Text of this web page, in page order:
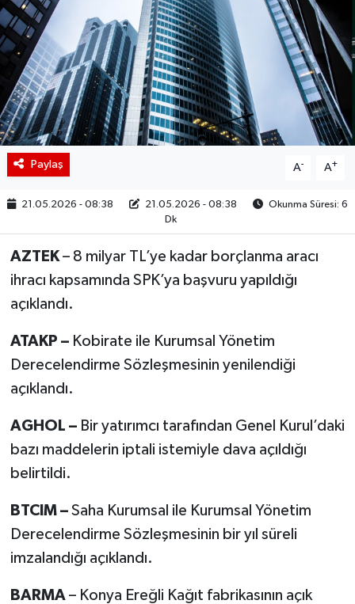
Paylaş A- A+
21.05.2026 - 08:38 21.05.2026 - 08:38
Okunma Süresi: 6
Dk
AZTEK – 8 milyar TL’ye kadar borçlanma aracı
ihracı kapsamında SPK’ya başvuru yapıldığı
açıklandı.
ATAKP – Kobirate ile Kurumsal Yönetim
Derecelendirme Sözleşmesinin yenilendiği
açıklandı.
AGHOL – Bir yatırımcı tarafından Genel Kurul’daki
bazı maddelerin iptali istemiyle dava açıldığı
belirtildi.
BTCIM – Saha Kurumsal ile Kurumsal Yönetim
Derecelendirme Sözleşmesinin bir yıl süreli
imzalandığı açıklandı.
BARMA – Konya Ereğli Kağıt fabrikasının açık
Kiripto Para Piyasası
Gizlilik Sözleşmesi
Hakkımızda
İletişim